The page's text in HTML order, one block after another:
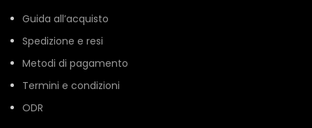
Guida all’acquisto
Spedizione e resi
Metodi di pagamento
Termini e condizioni
ODR